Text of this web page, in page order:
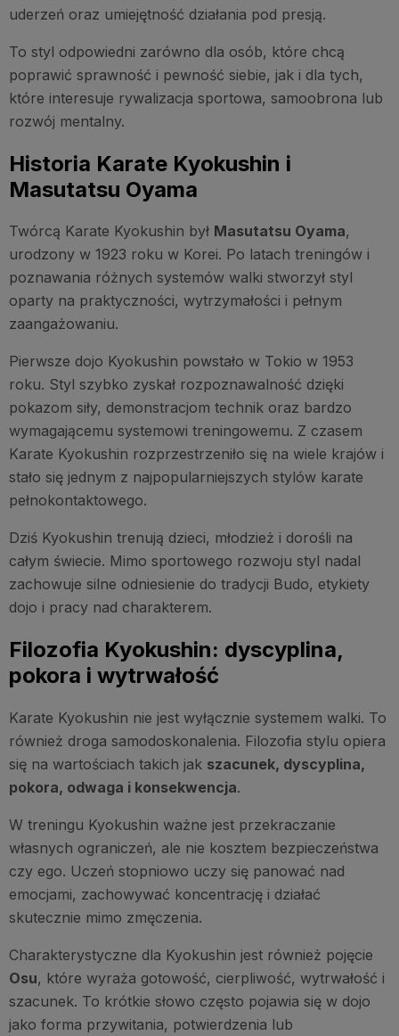
uderzeń oraz umiejętność działania pod presją.
To styl odpowiedni zarówno dla osób, które chcą
poprawić sprawność i pewność siebie, jak i dla tych,
które interesuje rywalizacja sportowa, samoobrona lub
rozwój mentalny.
Historia Karate Kyokushin i
Masutatsu Oyama
Twórcą Karate Kyokushin był Masutatsu Oyama,
urodzony w 1923 roku w Korei. Po latach treningów i
poznawania różnych systemów walki stworzył styl
oparty na praktyczności, wytrzymałości i pełnym
zaangażowaniu.
Pierwsze dojo Kyokushin powstało w Tokio w 1953
roku. Styl szybko zyskał rozpoznawalność dzięki
pokazom siły, demonstracjom technik oraz bardzo
wymagającemu systemowi treningowemu. Z czasem
Karate Kyokushin rozprzestrzeniło się na wiele krajów i
stało się jednym z najpopularniejszych stylów karate
pełnokontaktowego.
Dziś Kyokushin trenują dzieci, młodzież i dorośli na
całym świecie. Mimo sportowego rozwoju styl nadal
zachowuje silne odniesienie do tradycji Budo, etykiety
dojo i pracy nad charakterem.
Filozofia Kyokushin: dyscyplina,
pokora i wytrwałość
Karate Kyokushin nie jest wyłącznie systemem walki. To
również droga samodoskonalenia. Filozofia stylu opiera
się na wartościach takich jak szacunek, dyscyplina,
pokora, odwaga i konsekwencja.
W treningu Kyokushin ważne jest przekraczanie
własnych ograniczeń, ale nie kosztem bezpieczeństwa
czy ego. Uczeń stopniowo uczy się panować nad
emocjami, zachowywać koncentrację i działać
skutecznie mimo zmęczenia.
Charakterystyczne dla Kyokushin jest również pojęcie
Osu, które wyraża gotowość, cierpliwość, wytrwałość i
szacunek. To krótkie słowo często pojawia się w dojo
jako forma przywitania, potwierdzenia lub